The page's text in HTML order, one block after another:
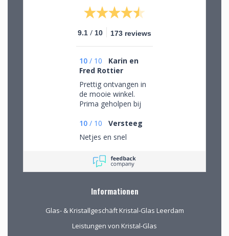
9.1 / 10 173 reviews
10 / 10
Karin en
Fred Rottier
Prettig ontvangen in
de mooie winkel.
Prima geholpen bij
schitterend glaswerk
10 / 10
Versteeg
Netjes en snel
Informationen
Glas- & Kristallgeschäft Kristal-Glas Leerdam
Leistungen von Kristal-Glas